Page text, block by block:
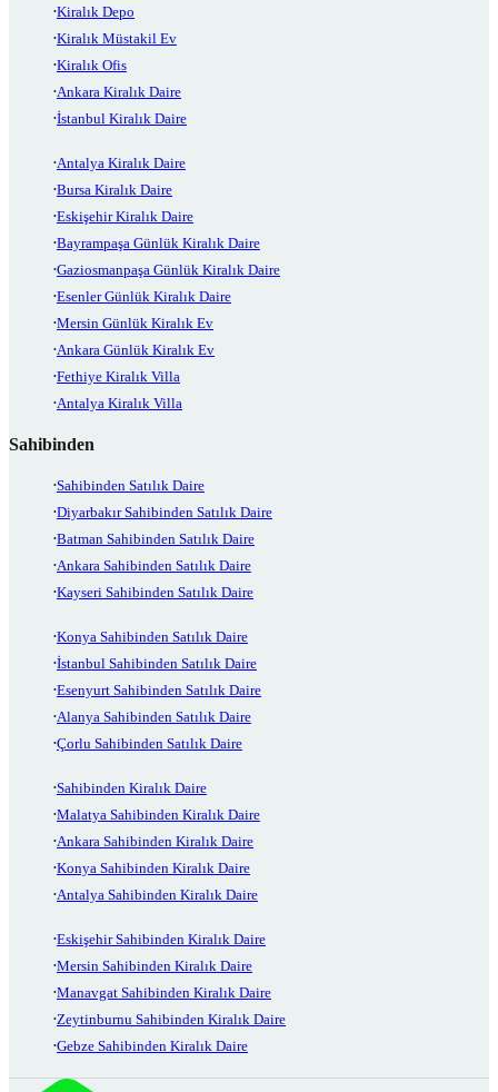
Kiralık Depo
Kiralık Müstakil Ev
Kiralık Ofis
Ankara Kiralık Daire
İstanbul Kiralık Daire
Antalya Kiralık Daire
Bursa Kiralık Daire
Eskişehir Kiralık Daire
Bayrampaşa Günlük Kiralık Daire
Gaziosmanpaşa Günlük Kiralık Daire
Esenler Günlük Kiralık Daire
Mersin Günlük Kiralık Ev
Ankara Günlük Kiralık Ev
Fethiye Kiralık Villa
Antalya Kiralık Villa
Sahibinden
Sahibinden Satılık Daire
Diyarbakır Sahibinden Satılık Daire
Batman Sahibinden Satılık Daire
Ankara Sahibinden Satılık Daire
Kayseri Sahibinden Satılık Daire
Konya Sahibinden Satılık Daire
İstanbul Sahibinden Satılık Daire
Esenyurt Sahibinden Satılık Daire
Alanya Sahibinden Satılık Daire
Çorlu Sahibinden Satılık Daire
Sahibinden Kiralık Daire
Malatya Sahibinden Kiralık Daire
Ankara Sahibinden Kiralık Daire
Konya Sahibinden Kiralık Daire
Antalya Sahibinden Kiralık Daire
Eskişehir Sahibinden Kiralık Daire
Mersin Sahibinden Kiralık Daire
Manavgat Sahibinden Kiralık Daire
Zeytinburnu Sahibinden Kiralık Daire
Gebze Sahibinden Kiralık Daire